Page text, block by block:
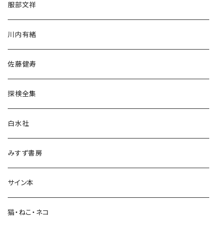
民族・風習
言語・ことば
服部文祥
川内有緒
佐藤健寿
探検全集
白水社
みすず書房
サイン本
猫・ねこ・ネコ